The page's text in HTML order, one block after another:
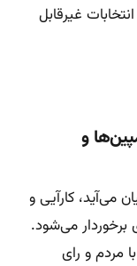
غیرقابل
و
می‌آید، کارآیی و
برخوردار می‌شود.
مردم و رای